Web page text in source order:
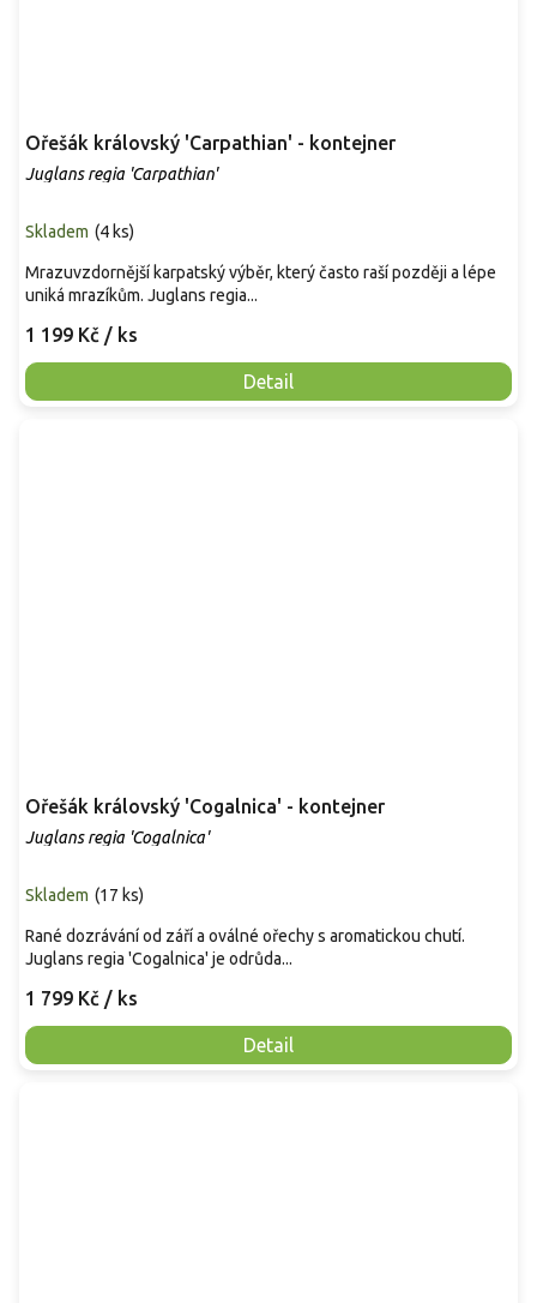
Ořešák královský 'Carpathian' - kontejner
Juglans regia 'Carpathian'
Skladem (4 ks)
1 199 Kč / ks
Detail
Mrazuvzdornější karpatský výběr, který často raší později a lépe
uniká mrazíkům. Juglans regia...
Ořešák královský 'Cogalnica' - kontejner
Juglans regia 'Cogalnica'
Skladem (17 ks)
1 799 Kč / ks
Detail
Rané dozrávání od září a oválné ořechy s aromatickou chutí.
Juglans regia 'Cogalnica' je odrůda...